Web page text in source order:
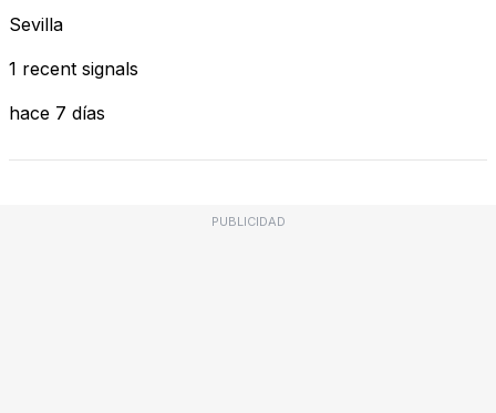
Sevilla
1 recent signals
hace 7 días
PUBLICIDAD